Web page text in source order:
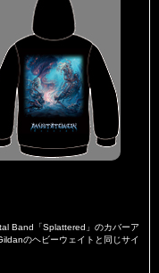
Band「Splattered」のカバーア
のヘビーウェイトと同じサイ